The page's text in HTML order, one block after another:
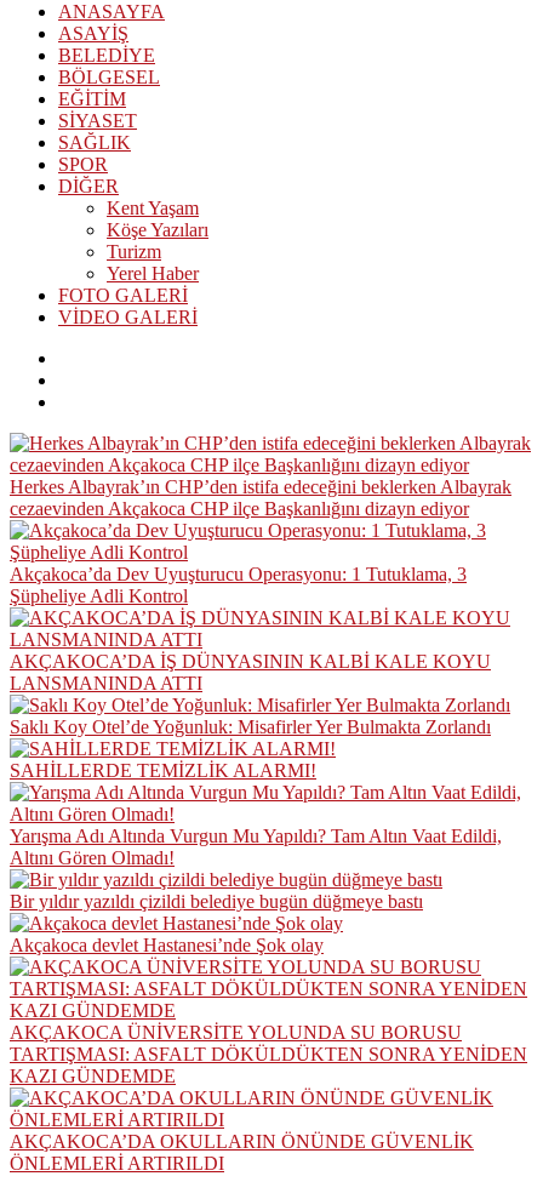
ANASAYFA
ASAYİŞ
BELEDİYE
BÖLGESEL
EĞİTİM
SİYASET
SAĞLIK
SPOR
DİĞER
Kent Yaşam
Köşe Yazıları
Turizm
Yerel Haber
FOTO GALERİ
VİDEO GALERİ
Herkes Albayrak’ın CHP’den istifa edeceğini beklerken Albayrak
cezaevinden Akçakoca CHP ilçe Başkanlığını dizayn ediyor
Akçakoca’da Dev Uyuşturucu Operasyonu: 1 Tutuklama, 3
Şüpheliye Adli Kontrol
AKÇAKOCA’DA İŞ DÜNYASININ KALBİ KALE KOYU
LANSMANINDA ATTI
Saklı Koy Otel’de Yoğunluk: Misafirler Yer Bulmakta Zorlandı
SAHİLLERDE TEMİZLİK ALARMI!
Yarışma Adı Altında Vurgun Mu Yapıldı? Tam Altın Vaat Edildi,
Altını Gören Olmadı!
Bir yıldır yazıldı çizildi belediye bugün düğmeye bastı
Akçakoca devlet Hastanesi’nde Şok olay
AKÇAKOCA ÜNİVERSİTE YOLUNDA SU BORUSU
TARTIŞMASI: ASFALT DÖKÜLDÜKTEN SONRA YENİDEN
KAZI GÜNDEMDE
AKÇAKOCA’DA OKULLARIN ÖNÜNDE GÜVENLİK
ÖNLEMLERİ ARTIRILDI